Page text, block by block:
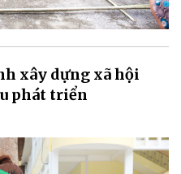
xây dựng xã hội
phát triển